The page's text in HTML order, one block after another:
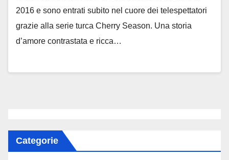
2016 e sono entrati subito nel cuore dei telespettatori
grazie alla serie turca Cherry Season. Una storia
d’amore contrastata e ricca…
Categorie